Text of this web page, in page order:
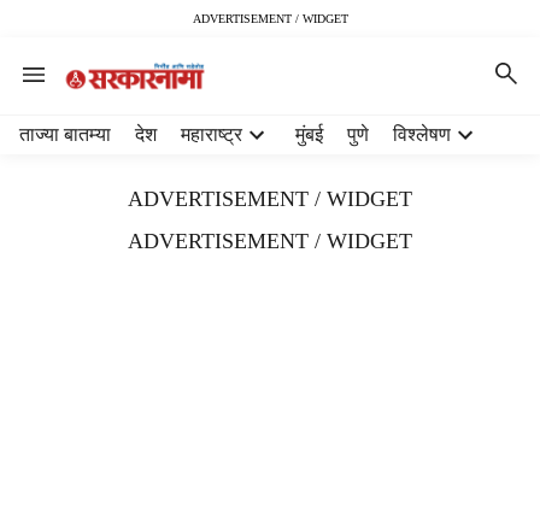
ADVERTISEMENT / WIDGET
ताज्या बातम्या देश महाराष्ट्र मुंबई पुणे विश्लेषण
ADVERTISEMENT / WIDGET
ADVERTISEMENT / WIDGET